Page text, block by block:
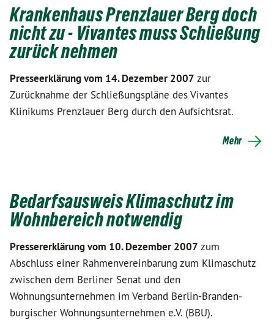
Krankenhaus Prenzlauer Berg doch
nicht zu - Vivantes muss Schließung
zurück nehmen
Presseerklärung vom 14. Dezember 2007 zur
Zurücknahme der Schließungspläne des Vivantes
Klinikums Prenzlauer Berg durch den Aufsichtsrat.
Mehr
Bedarfsausweis Klimaschutz im
Wohnbereich notwendig
Pressererklärung vom 10. Dezember 2007 zum
Abschluss einer Rahmenvereinbarung zum Klimaschutz
zwischen dem Berliner Senat und den
Wohnungsunternehmen im Verband Berlin-Branden­
burgischer Wohnungsunternehmen e.V. (BBU).